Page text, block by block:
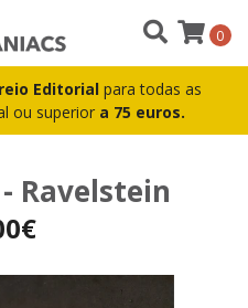
Editorial para todas as
ou superior a 75 euros.
0
Ravelstein